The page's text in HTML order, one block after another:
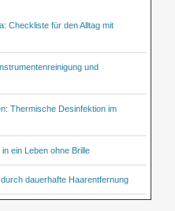
Checkliste für den Alltag mit
und
Thermische Desinfektion im
ein Leben ohne Brille
dauerhafte Haarentfernung